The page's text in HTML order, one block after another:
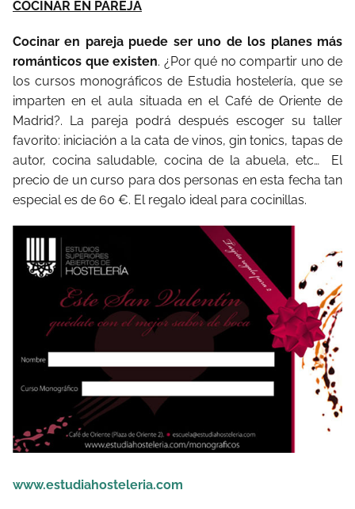
COCINAR EN PAREJA
Cocinar en pareja puede ser uno de los planes más
románticos que existen. ¿Por qué no compartir uno de
los cursos monográficos de Estudia hostelería, que se
imparten en el aula situada en el Café de Oriente de
Madrid?. La pareja podrá después escoger su taller
favorito: iniciación a la cata de vinos, gin tonics, tapas de
autor, cocina saludable, cocina de la abuela, etc… El
precio de un curso para dos personas en esta fecha tan
especial es de 60 €. El regalo ideal para cocinillas.
www.estudiahosteleria.com